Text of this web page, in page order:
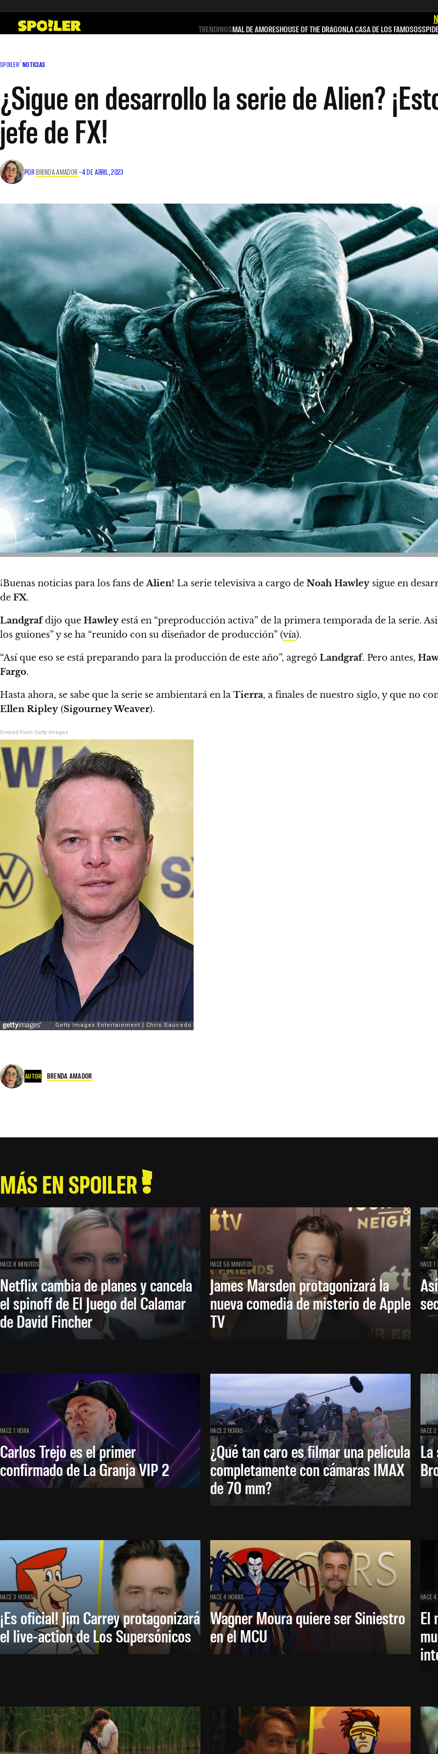
contenido
TRENDINGSMAL DE AMORESHOUSE OF THE DRAGONLA CASA DE LOS FAMOSOS
SPOILER NOTICIAS
¿Sigue en desarrollo la serie de Alien?
jefe de FX!
POR BRENDA AMADOR–4 DE ABRIL, 2023
¡Buenas noticias para los fans deAlien! La serie televisiva a cargo de Noah Hawley sigue en
de FX.
Landgrafdijo que Hawley está en “preproducción activa” de la primera temporada de la serie.
los guiones” y se ha “reunido con su diseñador de producción” (vía).
“Así que eso se está preparando para la producción de este año”, agregó Landgraf. Pero antes,
Fargo.
Hasta ahora, se sabe que la serie se ambientará en la Tierra, a finales de nuestro siglo, y que no
Ellen Ripley (Sigourney Weaver).
Embed from Getty Images
AUTOR BRENDA AMADOR
MÁS EN SPOILER
HACE 8 MINUTOS
Netflix cambia de planes y cancela
el spinoff de El Juego del Calamar
de David Fincher
HACE 56 MINUTOS
James Marsden protagonizará la
nueva comedia de misterio de Apple
TV
HACE 1
HACE 1 HORA
Carlos Trejo es el primer
confirmado de La Granja VIP 2
HACE 2 HORAS
¿Qué tan caro es filmar una película
completamente con cámaras IMAX
de 70 mm?
HACE 2
HACE 3 HORAS
¡Es oficial! Jim Carrey protagonizará
el live-action de Los Supersónicos
HACE 4 HORAS
Wagner Moura quiere ser Siniestro
en el MCU
HACE
El